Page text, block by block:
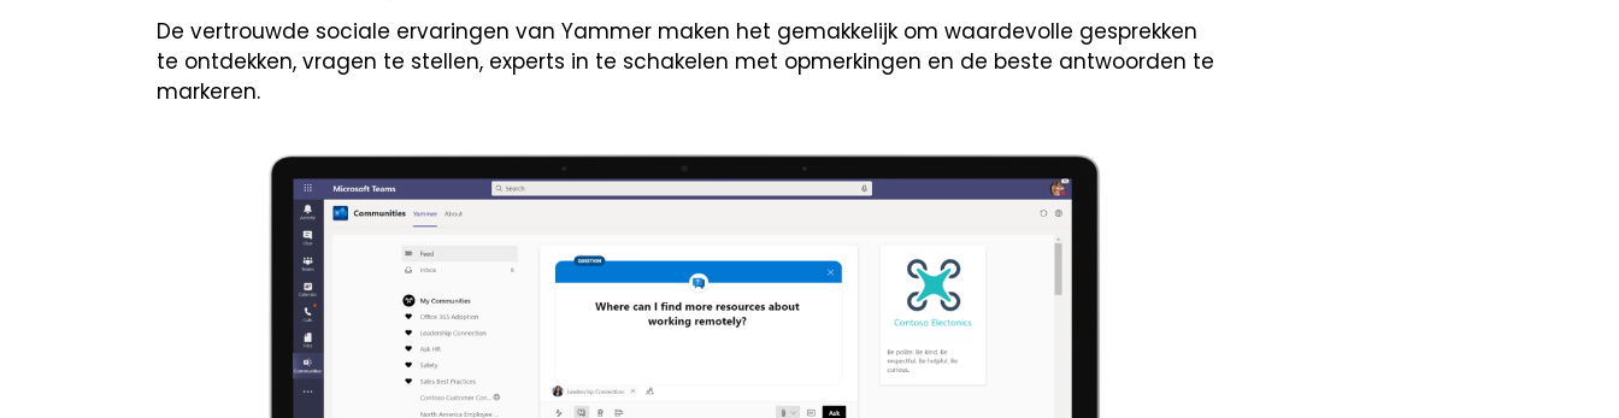
De vertrouwde sociale ervaringen van Yammer maken het gemakkelijk om waardevolle gesprekken
te ontdekken, vragen te stellen, experts in te schakelen met opmerkingen en de beste antwoorden te
markeren.